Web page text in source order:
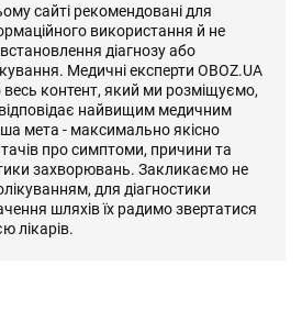
сайті рекомендовані для
використання й не
діагнозу або
Медичні експерти OBOZ.UA
контент, який ми розміщуємо,
відповідає найвищим медичним
мета - максимально якісно
про симптоми, причини та
захворювань. Закликаємо не
для діагностики
шляхів їх радимо звертатися
лікарів.